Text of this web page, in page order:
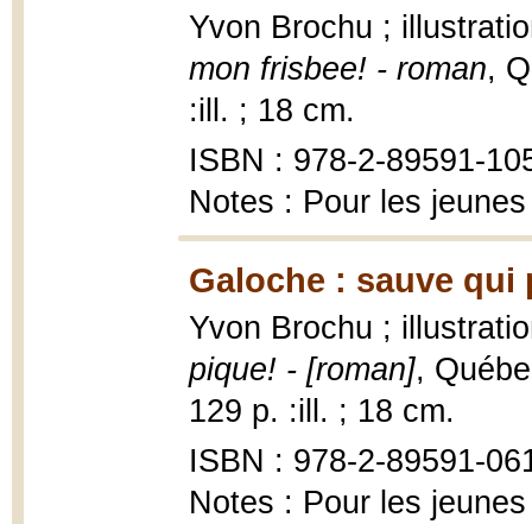
Yvon Brochu ;
mon frisbee! - roman,
:ill. ; 18 cm.
ISBN : 978-2-89591-
Notes : Pour les
Galoche : sauve qui
Yvon Brochu ;
pique! - [roman],
129 p. :ill. ; 18 cm.
ISBN : 978-2-89591-
Notes : Pour les